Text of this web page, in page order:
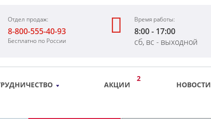
Отдел продаж:
8-800-555-40-93
Бесплатно по России
Время работы:
8:00 - 17:00
сб, вс - выходной
АКЦИИ
2
НОВОСТИ